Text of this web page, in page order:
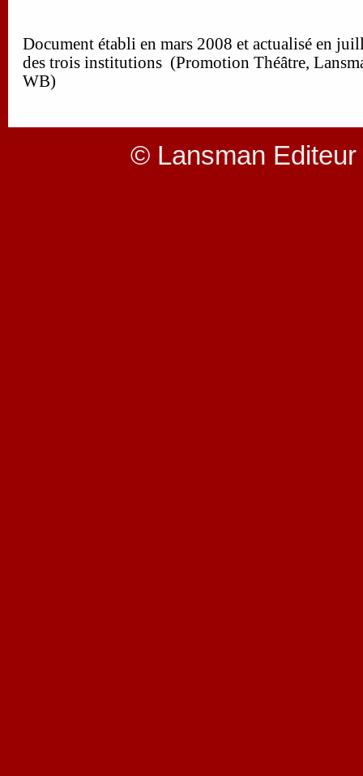
Document établi en mars 2008 et actualisé en
des trois institutions (Promotion Théâtre,
WB)
© Lansman